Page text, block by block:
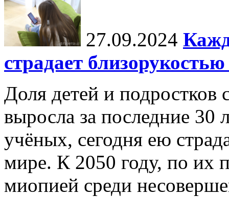
27.09.2024
страдает
Доля детей и подростков
выросла за последние 30
учёных, сегодня ею
мире. К 2050 году, по их
миопией среди